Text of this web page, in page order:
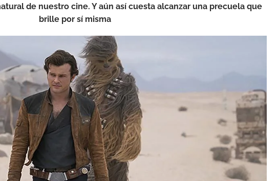
de nuestro cine. Y aún así cuesta alcanzar una precuela que
brille por sí misma